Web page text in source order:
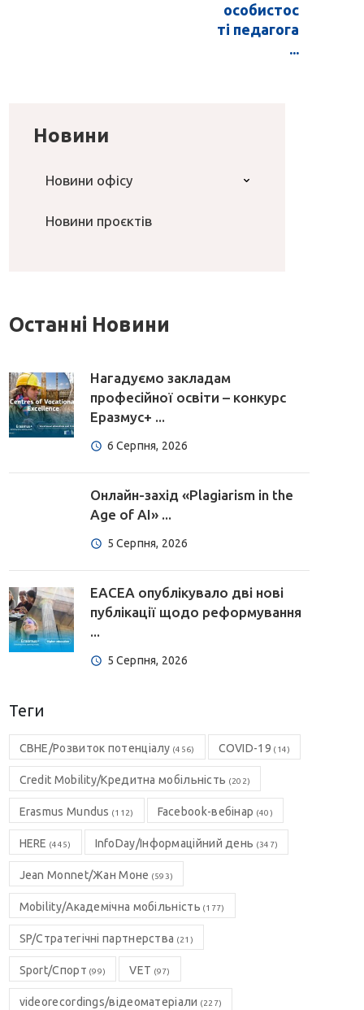
особистос
ті педагога
...
Новини
Новини офісу
Новини проєктів
Останні Новини
Нагадуємо закладам
професійної освіти – конкурс
Еразмус+ ...
6 Серпня, 2026
Онлайн-захід «Plagiarism in the
Age of AI» ...
5 Серпня, 2026
EACEA опублікувало дві нові
публікації щодо реформування
...
5 Серпня, 2026
Теги
CBHE/Розвиток потенціалу (456) COVID-19 (14)
Credit Mobility/Кредитна мобільність (202)
Erasmus Mundus (112) Facebook-вебінар (40)
HERE (445) InfoDay/Інформаційний день (347)
Jean Monnet/Жан Моне (593)
Mobility/Академічна мобільність (177)
SP/Стратегічні партнерства (21)
Sport/Спорт (99) VET (97)
videorecordings/відеоматеріали (227)